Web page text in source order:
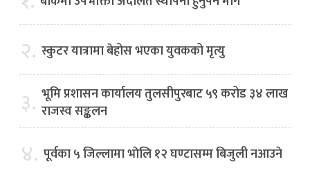
२. स्कुटर यात्रामा बेहोस भएका युवकको मृत्यु
३. भूमि प्रशासन कार्यालय तुलसीपुरबाट ५९ करोड ३४ लाख
राजस्व सङ्कलन
४. पूर्वका ५ जिल्लामा भाेलि १२ घण्टासम्म बिजुली नआउने